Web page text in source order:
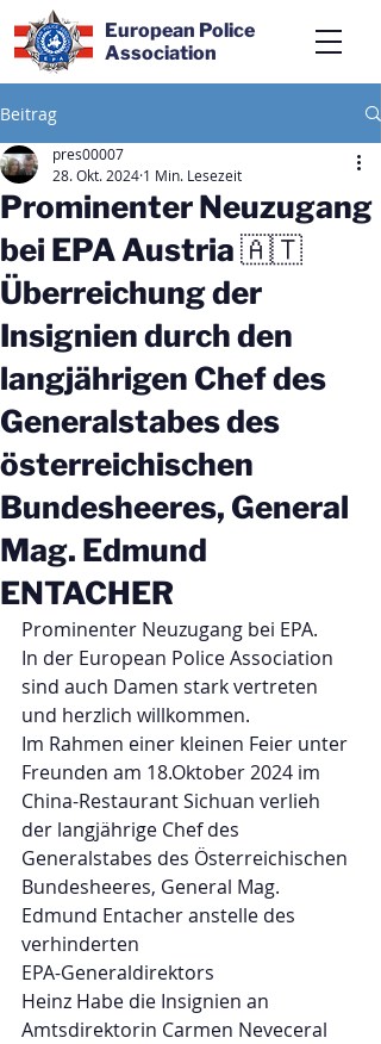
European Police
Association
Beitrag
Prominenter Neuzugang
bei EPA Austria 🇦🇹
Überreichung der
Insignien durch den
langjährigen Chef des
Generalstabes des
österreichischen
Bundesheeres, General
Mag. Edmund
ENTACHER
pres00007
28. Okt. 2024 1 Min. Lesezeit
Prominenter Neuzugang bei EPA.
In der European Police Association
sind auch Damen stark vertreten
und herzlich willkommen.
Im Rahmen einer kleinen Feier unter
Freunden am 18.Oktober 2024 im
China-Restaurant Sichuan verlieh
der langjährige Chef des
Generalstabes des Österreichischen
Bundesheeres, General Mag.
Edmund Entacher anstelle des
verhinderten
EPA-Generaldirektors
Heinz Habe die Insignien an
Amtsdirektorin Carmen Neveceral